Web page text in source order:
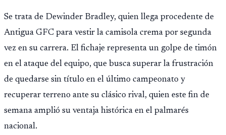
Se trata de Dewinder Bradley, quien llega procedente de
Antigua GFC para vestir la camisola crema por segunda
vez en su carrera. El fichaje representa un golpe de timón
en el ataque del equipo, que busca superar la frustración
de quedarse sin título en el último campeonato y
recuperar terreno ante su clásico rival, quien este fin de
semana amplió su ventaja histórica en el palmarés
nacional.